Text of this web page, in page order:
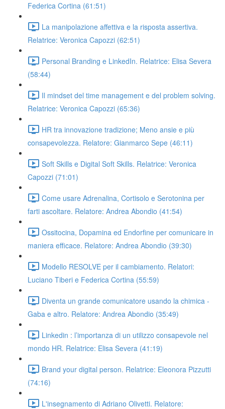
Federica Cortina (61:51)
La manipolazione affettiva e la risposta assertiva.
Relatrice: Veronica Capozzi (62:51)
Personal Branding e LinkedIn. Relatrice: Elisa Severa
(58:44)
Il mindset del time management e del problem solving.
Relatrice: Veronica Capozzi (65:36)
HR tra innovazione tradizione; Meno ansie e più
consapevolezza. Relatore: Gianmarco Sepe (46:11)
Soft Skills e Digital Soft Skills. Relatrice: Veronica
Capozzi (71:01)
Come usare Adrenalina, Cortisolo e Serotonina per
farti ascoltare. Relatore: Andrea Abondio (41:54)
Ossitocina, Dopamina ed Endorfine per comunicare in
maniera efficace. Relatore: Andrea Abondio (39:30)
Modello RESOLVE per il cambiamento. Relatori:
Luciano Tiberi e Federica Cortina (55:59)
Diventa un grande comunicatore usando la chimica -
Gaba e altro. Relatore: Andrea Abondio (35:49)
Linkedin : l’importanza di un utilizzo consapevole nel
mondo HR. Relatrice: Elisa Severa (41:19)
Brand your digital person. Relatrice: Eleonora Pizzutti
(74:16)
L'insegnamento di Adriano Olivetti. Relatore: